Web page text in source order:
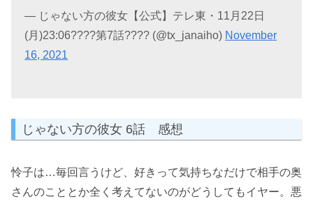
— じゃない方の彼女【公式】テレ東・11月22日
(月)23:06????第7話???? (@tx_janaiho) November
16, 2021
じゃない方の彼女 6話 感想
怜子は…毎回言うけど、好きって気持ちなだけで相手の奥
さんのこととか全く考えてないのがどうしてもイヤー。悪